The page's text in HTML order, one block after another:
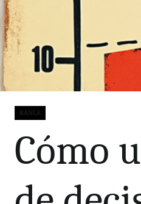
Categories
BANCA
Cómo